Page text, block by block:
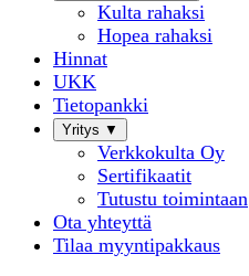
Kulta rahaksi
Hopea rahaksi
Hinnat
UKK
Tietopankki
Yritys ▼
Verkkokulta Oy
Sertifikaatit
Tutustu toimintaan
Ota yhteyttä
Tilaa myyntipakkaus